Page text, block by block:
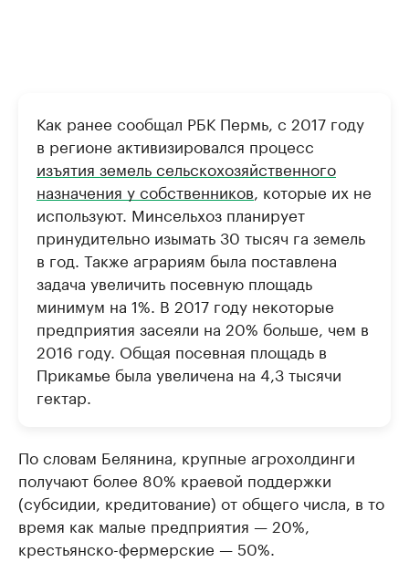
Как ранее сообщал РБК Пермь, с 2017 году
в регионе активизировался процесс
изъятия земель сельскохозяйственного
назначения у собственников , которые их не
используют. Минсельхоз планирует
принудительно изымать 30 тысяч га земель
в год. Также аграриям была поставлена
задача увеличить посевную площадь
минимум на 1%. В 2017 году некоторые
предприятия засеяли на 20% больше, чем в
2016 году. Общая посевная площадь в
Прикамье была увеличена на 4,3 тысячи
гектар.
По словам Белянина, крупные агрохолдинги
получают более 80% краевой поддержки
(субсидии, кредитование) от общего числа, в то
время как малые предприятия — 20%,
крестьянско-фермерские — 50%.